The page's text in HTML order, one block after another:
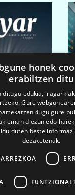
honek
erabiltzen ditu
ditugu edukia,
Gure
dugu gure
eman diezun edo
duten beste
dezaketenak.